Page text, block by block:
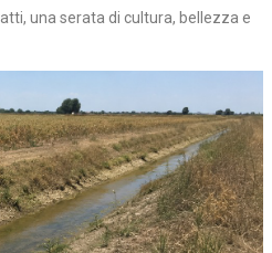
una serata di cultura, bellezza e